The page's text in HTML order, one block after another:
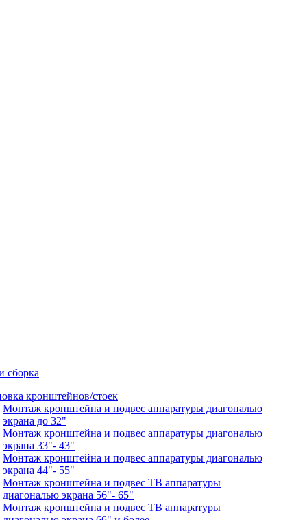
сборка
кронштейнов/стоек
Монтаж кронштейна и подвес аппаратуры диагональю
экрана до 32"
Монтаж кронштейна и подвес аппаратуры диагональю
экрана 33"- 43"
Монтаж кронштейна и подвес аппаратуры диагональю
экрана 44"- 55"
Монтаж кронштейна и подвес ТВ аппаратуры
диагональю экрана 56"- 65"
Монтаж кронштейна и подвес ТВ аппаратуры